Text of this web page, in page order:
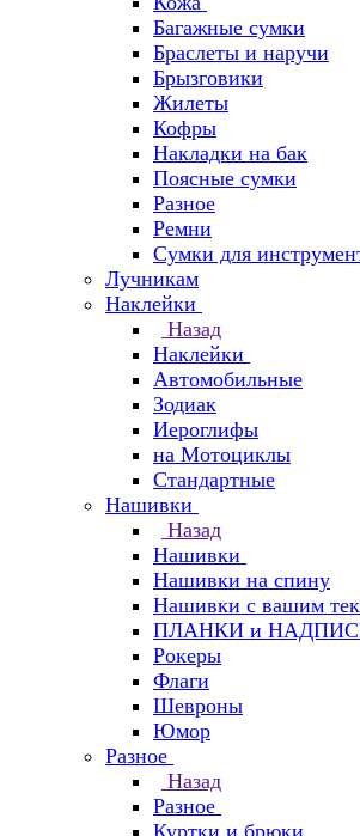
Багажные сумки
Браслеты и наручи
Брызговики
Жилеты
Кофры
Накладки на бак
Поясные сумки
Разное
Ремни
Сумки для
Лучникам
Наклейки
Назад
Наклейки
Автомобильные
Зодиак
Иероглифы
на Мотоциклы
Стандартные
Нашивки
Назад
Нашивки
Нашивки на спину
Нашивки с вашим
ПЛАНКИ и
Рокеры
Флаги
Шевроны
Юмор
Разное
Назад
Разное
Куртки и брюки